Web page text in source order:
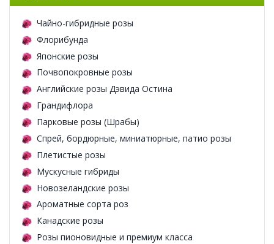
Чайно-гибридные розы
Флорибунда
Японские розы
Почвопокровные розы
Английские розы Дэвида Остина
Грандифлора
Парковые розы (Шрабы)
Спрей, бордюрные, миниатюрные, патио розы
Плетистые розы
Мускусные гибриды
Новозеландские розы
Ароматные сорта роз
Канадские розы
Розы пионовидные и премиум класса